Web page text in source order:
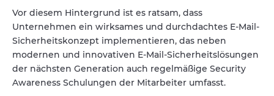
Vor diesem Hintergrund ist es ratsam, dass
Unternehmen ein wirksames und durchdachtes E-Mail-
Sicherheitskonzept implementieren, das neben
modernen und innovativen E-Mail-Sicherheitslösungen
der nächsten Generation auch regelmäßige Security
Awareness Schulungen der Mitarbeiter umfasst.